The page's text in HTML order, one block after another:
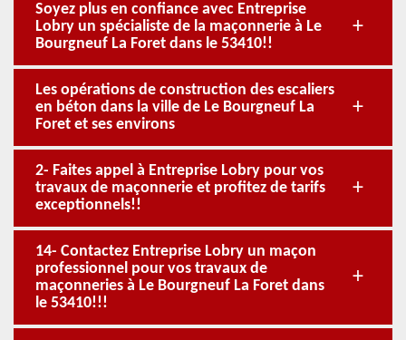
Soyez plus en confiance avec Entreprise
Lobry un spécialiste de la maçonnerie à Le
Bourgneuf La Foret dans le 53410!!
Les opérations de construction des escaliers
en béton dans la ville de Le Bourgneuf La
Foret et ses environs
2- Faites appel à Entreprise Lobry pour vos
travaux de maçonnerie et profitez de tarifs
exceptionnels!!
14- Contactez Entreprise Lobry un maçon
professionnel pour vos travaux de
maçonneries à Le Bourgneuf La Foret dans
le 53410!!!